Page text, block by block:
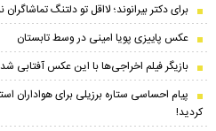
برای دکتر بیرانوند؛ لااقل تو دلتنگ
عکس پاییزی پویا امینی در وسط تابستان
بازیگر فیلم اخراجی‌ها با این عکس آفتابی شد
کردید!